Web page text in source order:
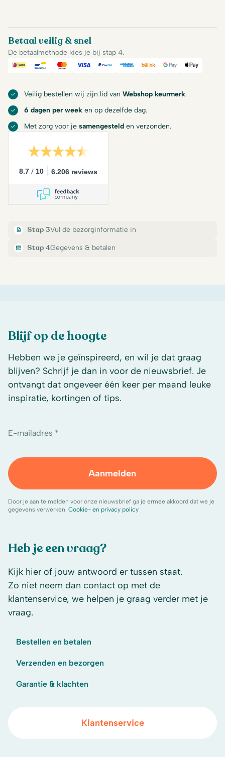
Betaal veilig & snel
De betaalmethode kies je bij stap 4.
iDeal Bancontact
Mastercard
Visa PayPalAmerican Express
BillinkGoogle Pay
Apple
Veilig bestellen wij zijn lid van Webshop keurmerk.
6 dagen per week en op dezelfde dag.
Met zorg voor je samengesteld en verzonden.
8.7 / 10 6.206 reviews
Stap 3Vul de bezorginformatie in
Stap 4Gegevens & betalen
Heb je een vraag?
Kijk hier of jouw antwoord er tussen staat.
Zo niet neem dan contact op met de
klantenservice, we helpen je graag verder met je
vraag.
Bestellen en betalen
Verzenden en bezorgen
Garantie & klachten
Klantenservice
Blijf op de hoogte
Hebben we je geïnspireerd, en wil je dat graag
blijven? Schrijf je dan in voor de nieuwsbrief. Je
ontvangt dat ongeveer één keer per maand leuke
inspiratie, kortingen of tips.
E-mailadres *
Aanmelden
Door je aan te melden voor onze nieuwsbrief ga je ermee akkoord dat we je
gegevens verwerken. Cookie- en privacy policy